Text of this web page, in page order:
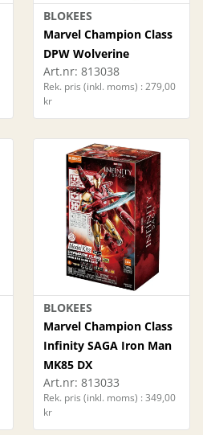
BLOKEES
Marvel Champion Class
DPW Wolverine
Art.nr: 813038
Rek. pris (inkl. moms) : 279,00
kr
BLOKEES
Marvel Champion Class
Infinity SAGA Iron Man
MK85 DX
Art.nr: 813033
Rek. pris (inkl. moms) : 349,00
kr